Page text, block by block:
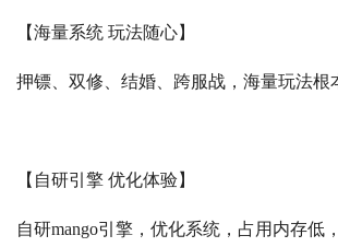
【海量系统 玩法随心】
押镖、双修、结婚、跨服战，海量玩法根
【自研引擎 优化体验】
自研mango引擎，优化系统，占用内存低，